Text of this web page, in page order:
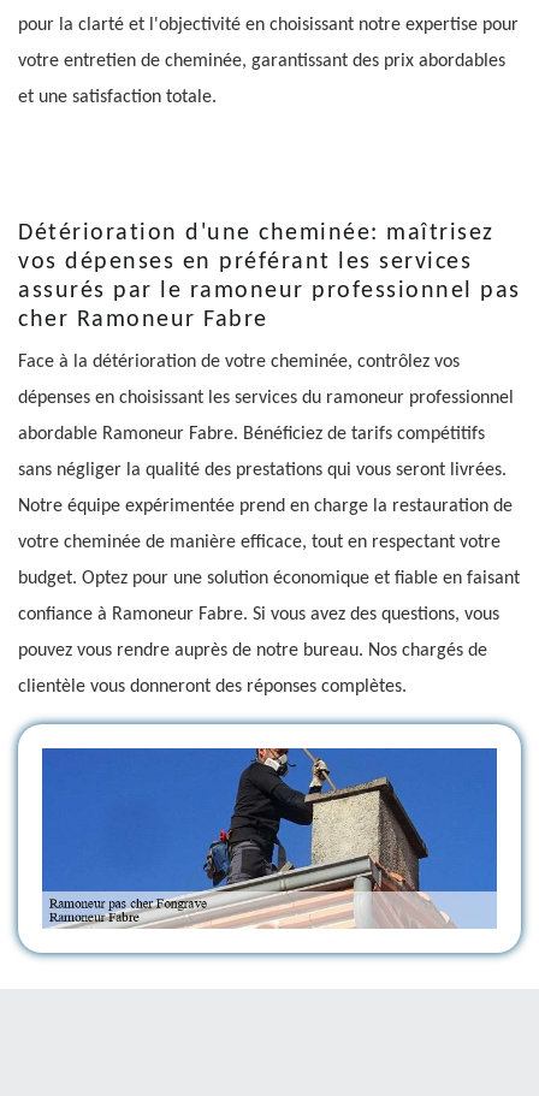
pour la clarté et l'objectivité en choisissant notre expertise pour
votre entretien de cheminée, garantissant des prix abordables
et une satisfaction totale.
Détérioration d'une cheminée: maîtrisez
vos dépenses en préférant les services
assurés par le ramoneur professionnel pas
cher Ramoneur Fabre
Face à la détérioration de votre cheminée, contrôlez vos
dépenses en choisissant les services du ramoneur professionnel
abordable Ramoneur Fabre. Bénéficiez de tarifs compétitifs
sans négliger la qualité des prestations qui vous seront livrées.
Notre équipe expérimentée prend en charge la restauration de
votre cheminée de manière efficace, tout en respectant votre
budget. Optez pour une solution économique et fiable en faisant
confiance à Ramoneur Fabre. Si vous avez des questions, vous
pouvez vous rendre auprès de notre bureau. Nos chargés de
clientèle vous donneront des réponses complètes.